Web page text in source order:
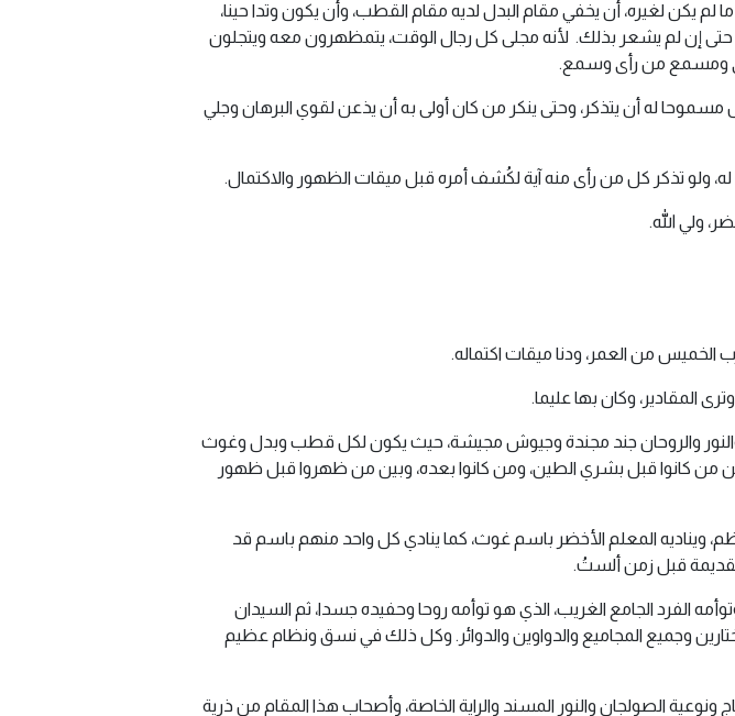
لغيره، أن يخفي مقام البدل لديه مقام القطب، وأن يكون وتدا حينا،
حتى إن لم يشعر بذلك. لأنه مجلى كل رجال الوقت، يتمظهرون معه ويتجلون
ومسمع من رأى وسمع.
له أن يتذكر، وحتى ينكر من كان أولى به أن يذعن لقوي البرهان وجلي
ولو تذكر كل من رأى منه آية لكُشف أمره قبل ميقات الظهور والاكتمال.
ولي الله.
الخميس من العمر، ودنا ميقات اكتماله.
المقادير، وكان بها عليما.
والنور والروحان جند مجندة وجيوش مجيشة، حيث يكون لكل قطب وبدل وغوث
من كانوا قبل بشري الطين، ومن كانوا بعده، وبين من ظهروا قبل ظهور
ويناديه المعلم الأخضر باسم غوث، كما ينادي كل واحد منهم باسم قد
قبل زمن ألستُ.
الفرد الجامع الغريب، الذي هو توأمه روحا وحفيده جسدا، ثم السيدان
وجميع المجاميع والدواوين والدوائر. وكل ذلك في نسق ونظام عظيم
الصولجان والنور المسند والراية الخاصة، وأصحاب هذا المقام من ذرية